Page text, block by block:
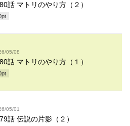
話 マトリのやり方（２）
pt
05/08
話 マトリのやり方（１）
pt
05/01
話 伝説の片影（２）